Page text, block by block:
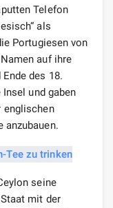
Telefon
als
Portugiesen von
auf ihre
Ende des 18.
und gaben
englischen
anzubauen.
seine
mit der